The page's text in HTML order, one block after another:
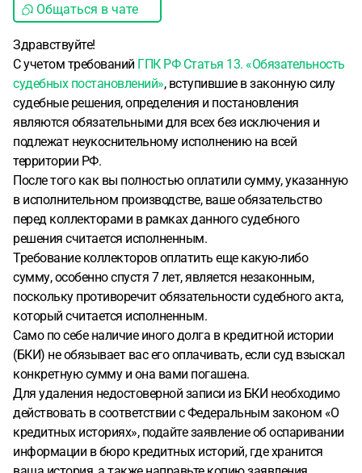
Общаться в чате
Здравствуйте!
С учетом требований ГПК РФ Статья 13. «Обязательность
судебных постановлений», вступившие в законную силу
судебные решения, определения и постановления
являются обязательными для всех без исключения и
подлежат неукоснительному исполнению на всей
территории РФ.
После того как вы полностью оплатили сумму, указанную
в исполнительном производстве, ваше обязательство
перед коллекторами в рамках данного судебного
решения считается исполненным.
Требование коллекторов оплатить еще какую-либо
сумму, особенно спустя 7 лет, является незаконным,
поскольку противоречит обязательности судебного акта,
который считается исполненным.
Само по себе наличие иного долга в кредитной истории
(БКИ) не обязывает вас его оплачивать, если суд взыскал
конкретную сумму и она вами погашена.
Для удаления недостоверной записи из БКИ необходимо
действовать в соответствии с Федеральным законом «О
кредитных историях», подайте заявление об оспаривании
информации в бюро кредитных историй, где хранится